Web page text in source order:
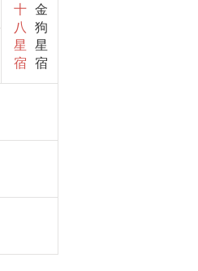
十
八
星
宿
金
狗
星
宿